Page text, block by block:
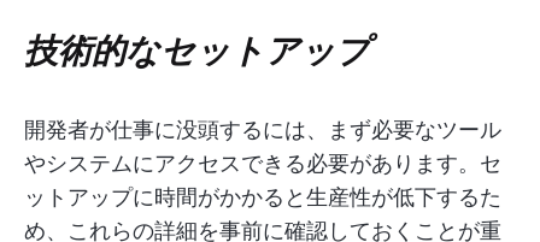
技術的なセットアップ
開発者が仕事に没頭するには、まず必要なツール
やシステムにアクセスできる必要があります。セ
ットアップに時間がかかると生産性が低下するた
め、これらの詳細を事前に確認しておくことが重